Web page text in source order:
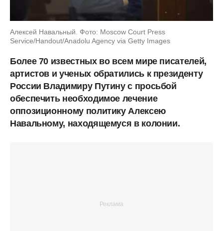
Алексей Навальный. Фото: Moscow Court Press
Service/Handout/Anadolu Agency via Getty Images
Более 70 известных во всем мире писателей,
артистов и ученых обратились к президенту
России Владимиру Путину с просьбой
обеспечить необходимое лечение
оппозиционному политику Алексею
Навальному, находящемуся в колонии.